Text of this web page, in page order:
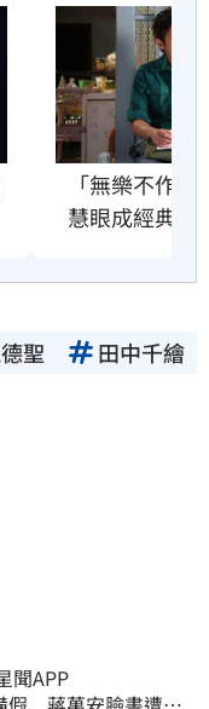
「無樂不作
慧眼成經典
聖
田中千繪
娛樂星聞APP